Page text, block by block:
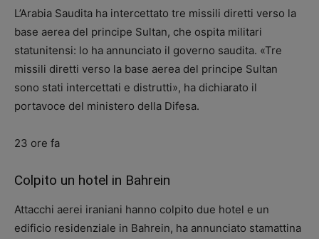
L’Arabia Saudita ha intercettato tre missili diretti verso la
base aerea del principe Sultan, che ospita militari
statunitensi: lo ha annunciato il governo saudita. «Tre
missili diretti verso la base aerea del principe Sultan
sono stati intercettati e distrutti», ha dichiarato il
portavoce del ministero della Difesa.
23 ore fa
Colpito un hotel in Bahrein
Attacchi aerei iraniani hanno colpito due hotel e un
edificio residenziale in Bahrein, ha annunciato stamattina